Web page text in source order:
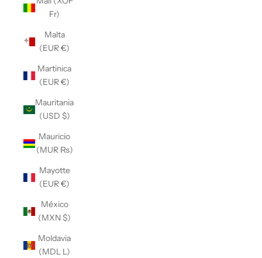
Fr)
Malta
(EUR €)
Martinica
(EUR €)
Mauritania
(USD $)
Mauricio
(MUR ₨)
Mayotte
(EUR €)
México
(MXN $)
Moldavia
(MDL L)